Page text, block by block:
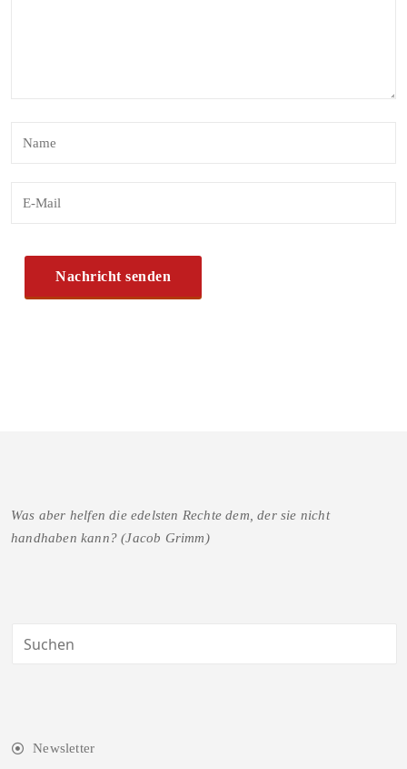
Was aber helfen die edelsten Rechte dem, der sie nicht
handhaben kann? (Jacob Grimm)
Newsletter